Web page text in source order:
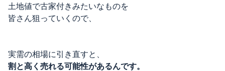
土地値で古家付きみたいなものを
皆さん狙っていくので、
実需の相場に引き直すと、
割と高く売れる可能性があるんです。